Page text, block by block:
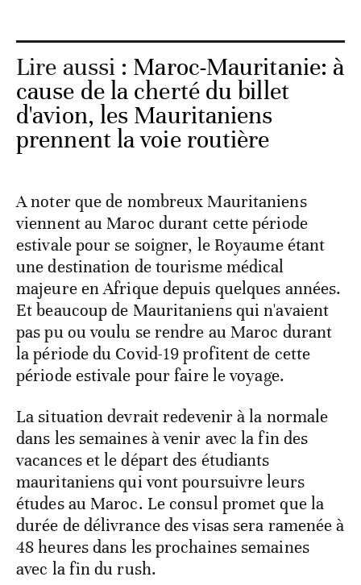
Lire aussi : Maroc-Mauritanie: à
cause de la cherté du billet
d'avion, les Mauritaniens
prennent la voie routière
A noter que de nombreux Mauritaniens
viennent au Maroc durant cette période
estivale pour se soigner, le Royaume étant
une destination de tourisme médical
majeure en Afrique depuis quelques années.
Et beaucoup de Mauritaniens qui n'avaient
pas pu ou voulu se rendre au Maroc durant
la période du Covid-19 profitent de cette
période estivale pour faire le voyage.
La situation devrait redevenir à la normale
dans les semaines à venir avec la fin des
vacances et le départ des étudiants
mauritaniens qui vont poursuivre leurs
études au Maroc. Le consul promet que la
durée de délivrance des visas sera ramenée à
48 heures dans les prochaines semaines
avec la fin du rush.